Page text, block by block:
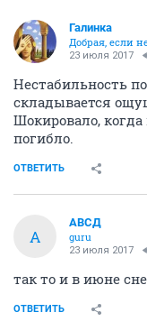
Галинка
Добрая, если
23 июля 2017
Нестабильность
складывается
Шокировало, когда
погибло.
ОТВЕТИТЬ
А
АВСД
guru
23 июля 2017
так то и в июне
ОТВЕТИТЬ